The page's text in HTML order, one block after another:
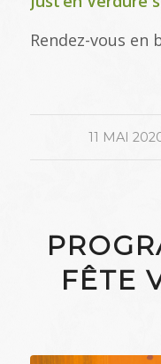
Rendez-vous en
11 MAI
/
FÊTE